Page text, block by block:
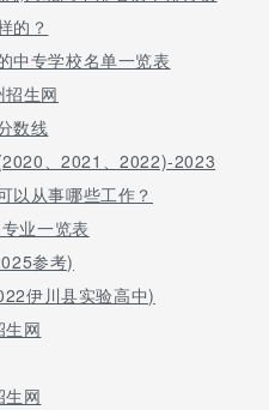
的？
中专学校名单一览表
生网
数线
、2021、2022)-2023
以从事哪些工作？
业一览表
参考)
伊川县实验高中)
生网
生网